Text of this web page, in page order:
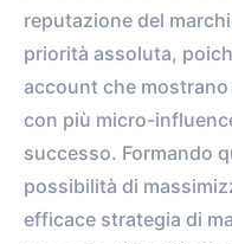
reputazione del
priorità assoluta,
account che
con più micro-
successo. Formando
possibilità di
efficace strategia di